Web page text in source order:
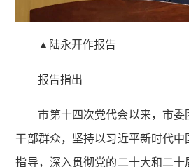
▲陆永开作报告
报告指出
市第十四次党代会以来，市委
干部群众，坚持以习近平新时代
指导，深入贯彻党的二十大和二